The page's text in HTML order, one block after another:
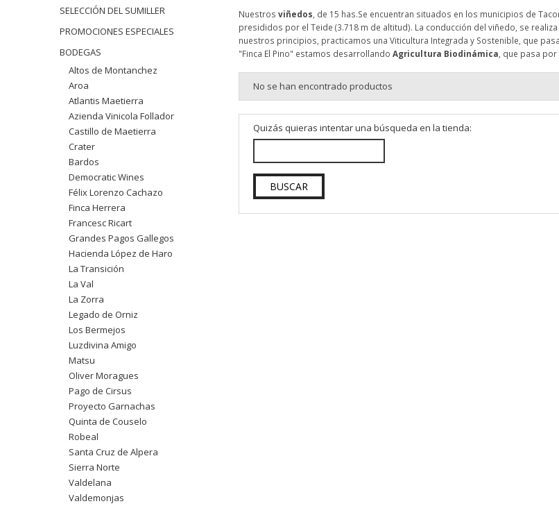
SELECCIÓN DEL SUMILLER
PROMOCIONES ESPECIALES
BODEGAS
Altos de Montanchez
Aroa
Atlantis Maetierra
Azienda Vinicola Follador
Castillo de Maetierra
Crater
Bardos
Democratic Wines
Félix Lorenzo Cachazo
Finca Herrera
Francesc Ricart
Grandes Pagos Gallegos
Hacienda López de Haro
La Transición
La Val
La Zorra
Legado de Orniz
Los Bermejos
Luzdivina Amigo
Matsu
Oliver Moragues
Pago de Cirsus
Proyecto Garnachas
Quinta de Couselo
Robeal
Santa Cruz de Alpera
Sierra Norte
Valdelana
Valdemonjas
Nuestros viñedos , de 15 has.Se encuentran situados en los municipios de
presididos por el Teide (3.718 m de altitud). La conducción del viñedo, se
nuestros principios, practicamos una Viticultura Integrada y Sostenible, que
"Finca El Pino" estamos desarrollando Agricultura Biodinámica , que pasa
No se han encontrado productos
Quizás quieras intentar una búsqueda en la tienda: